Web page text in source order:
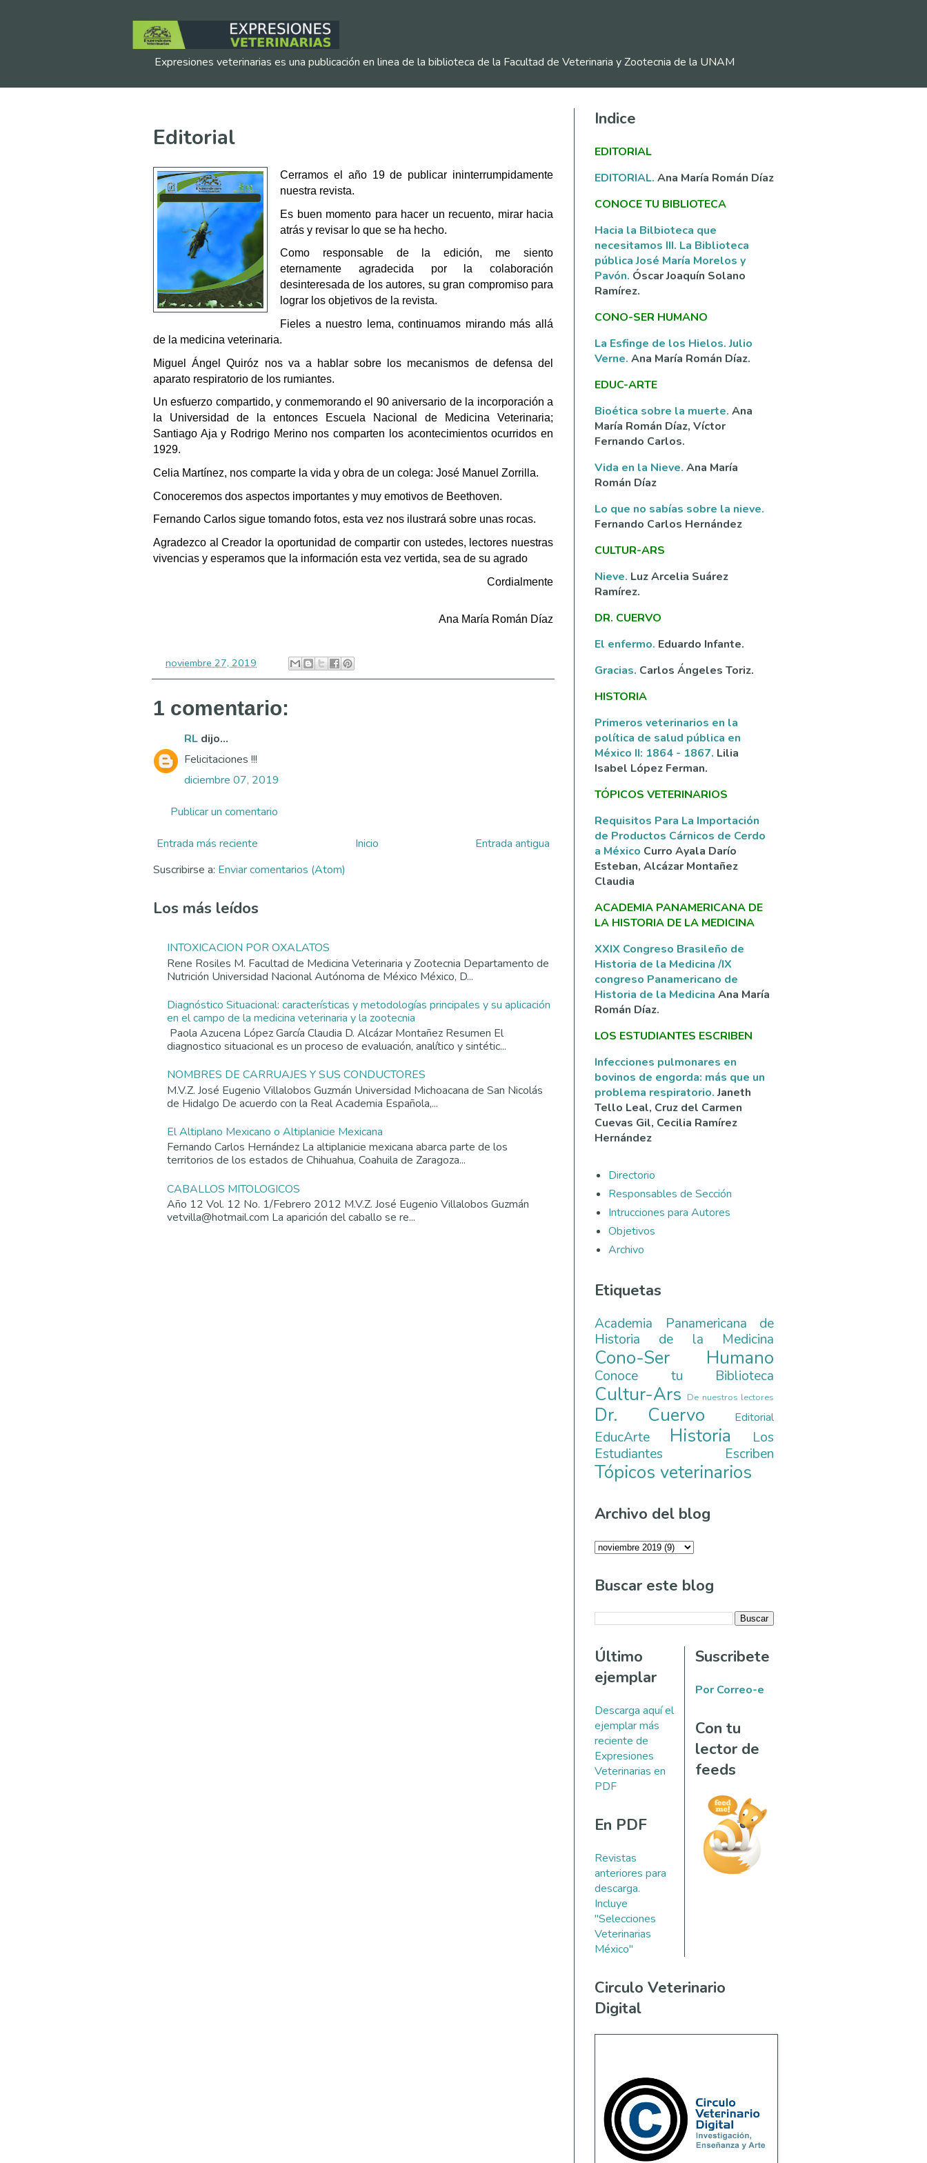
Expresiones veterinarias es una publicación en linea de la biblioteca de la Facultad de Veterinaria y Zootecnia de la UNAM
Editorial
Cerramos el año 19 de publicar ininterrumpidamente
nuestra revista.
Es buen momento para hacer un recuento, mirar hacia
atrás y revisar lo que se ha hecho.
Como responsable de la edición, me siento
eternamente agradecida por la colaboración
desinteresada de los autores, su gran compromiso para
lograr los objetivos de la revista.
Fieles a nuestro lema, continuamos mirando más allá
de la medicina veterinaria.
Miguel Ángel Quiróz nos va a hablar sobre los mecanismos de defensa del
aparato respiratorio de los rumiantes.
Un esfuerzo compartido, y conmemorando el 90 aniversario de la incorporación a
la Universidad de la entonces Escuela Nacional de Medicina Veterinaria;
Santiago Aja y Rodrigo Merino nos comparten los acontecimientos ocurridos en
1929.
Celia Martínez, nos comparte la vida y obra de un colega: José Manuel Zorrilla.
Conoceremos dos aspectos importantes y muy emotivos de Beethoven.
Fernando Carlos sigue tomando fotos, esta vez nos ilustrará sobre unas rocas.
Agradezco al Creador la oportunidad de compartir con ustedes, lectores nuestras
vivencias y esperamos que la información esta vez vertida, sea de su agrado
Cordialmente
Ana María Román Díaz
noviembre 27, 2019
1 comentario:
RL dijo...
Felicitaciones !!!
diciembre 07, 2019
Publicar un comentario
Entrada más reciente Entrada antigua
Inicio
Suscribirse a: Enviar comentarios (Atom)
Los más leídos
INTOXICACION POR OXALATOS
Rene Rosiles M. Facultad de Medicina Veterinaria y Zootecnia Departamento de
Nutrición Universidad Nacional Autónoma de México México, D...
Diagnóstico Situacional: características y metodologías principales y su aplicación
en el campo de la medicina veterinaria y la zootecnia
Paola Azucena López García Claudia D. Alcázar Montañez Resumen El
diagnostico situacional es un proceso de evaluación, analítico y sintétic...
NOMBRES DE CARRUAJES Y SUS CONDUCTORES
M.V.Z. José Eugenio Villalobos Guzmán Universidad Michoacana de San Nicolás
de Hidalgo De acuerdo con la Real Academia Española,...
El Altiplano Mexicano o Altiplanicie Mexicana
Fernando Carlos Hernández La altiplanicie mexicana abarca parte de los
territorios de los estados de Chihuahua, Coahuila de Zaragoza...
CABALLOS MITOLOGICOS
Año 12 Vol. 12 No. 1/Febrero 2012 M.V.Z. José Eugenio Villalobos Guzmán
vetvilla@hotmail.com La aparición del caballo se re...
Indice
EDITORIAL
EDITORIAL. Ana María Román Díaz
CONOCE TU BIBLIOTECA
Hacia la Bilbioteca que
necesitamos III. La Biblioteca
pública José María Morelos y
Pavón. Óscar Joaquín Solano
Ramírez.
CONO-SER HUMANO
La Esfinge de los Hielos. Julio
Verne. Ana María Román Díaz.
EDUC-ARTE
Bioética sobre la muerte. Ana
María Román Díaz, Víctor
Fernando Carlos.
Vida en la Nieve. Ana María
Román Díaz
Lo que no sabías sobre la nieve.
Fernando Carlos Hernández
CULTUR-ARS
Nieve. Luz Arcelia Suárez
Ramírez.
DR. CUERVO
El enfermo. Eduardo Infante.
Gracias. Carlos Ángeles Toriz.
HISTORIA
Primeros veterinarios en la
política de salud pública en
México II: 1864 - 1867. Lilia
Isabel López Ferman.
TÓPICOS VETERINARIOS
Requisitos Para La Importación
de Productos Cárnicos de Cerdo
a México Curro Ayala Darío
Esteban, Alcázar Montañez
Claudia
ACADEMIA PANAMERICANA DE
LA HISTORIA DE LA MEDICINA
XXIX Congreso Brasileño de
Historia de la Medicina /IX
congreso Panamericano de
Historia de la Medicina Ana María
Román Díaz.
LOS ESTUDIANTES ESCRIBEN
Infecciones pulmonares en
bovinos de engorda: más que un
problema respiratorio.Janeth
Tello Leal, Cruz del Carmen
Cuevas Gil, Cecilia Ramírez
Hernández
Directorio
Responsables de Sección
Intrucciones para Autores
Objetivos
Archivo
Etiquetas
Academia Panamericana de
Historia de la Medicina
Cono-Ser Humano
Conoce tu Biblioteca
Cultur-Ars De nuestros lectores
Dr. Cuervo Editorial
EducArte Historia
Los
Estudiantes Escriben
Tópicos veterinarios
Archivo del blog
Buscar este blog
Último
ejemplar
Descarga aquí el
ejemplar más
reciente de
Expresiones
Veterinarias en
PDF
En PDF
Revistas
anteriores para
descarga.
Incluye
"Selecciones
Veterinarias
México"
Suscribete
Por Correo-e
Con tu
lector de
feeds
Circulo Veterinario
Digital